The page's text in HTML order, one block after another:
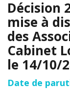
Décision
mise à
des
Cabinet
le 14/10/
Date de